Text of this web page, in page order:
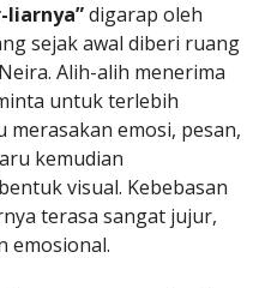
liarnya”digarap oleh
sejak awal diberi ruang
Alih-alih menerima
untuk terlebih
merasakan emosi, pesan,
kemudian
visual. Kebebasan
terasa sangat jujur,
emosional.